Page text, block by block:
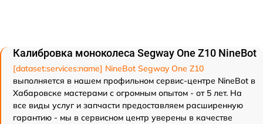
Калибровка моноколеса Segway One Z10 NineBot
[dataset:services:name] NineBot Segway One Z10
выполняется в нашем профильном сервис-центре NineBot в
Хабаровске мастерами с огромным опытом - от 5 лет. На
все виды услуг и запчасти предоставляем расширенную
гарантию - мы в сервисном центр уверены в качестве